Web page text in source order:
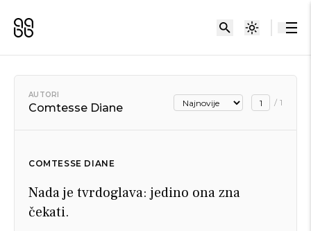
AUTORI
Comtesse Diane / 1
COMTESSE DIANE
Nada je tvrdoglava: jedino ona zna
čekati.